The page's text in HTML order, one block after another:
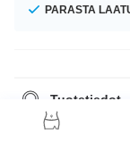
PARASTA
Tuotetiedot
Tuote odottaa sinua